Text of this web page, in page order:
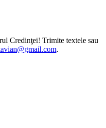
Credinţei! Trimite textele sau
.